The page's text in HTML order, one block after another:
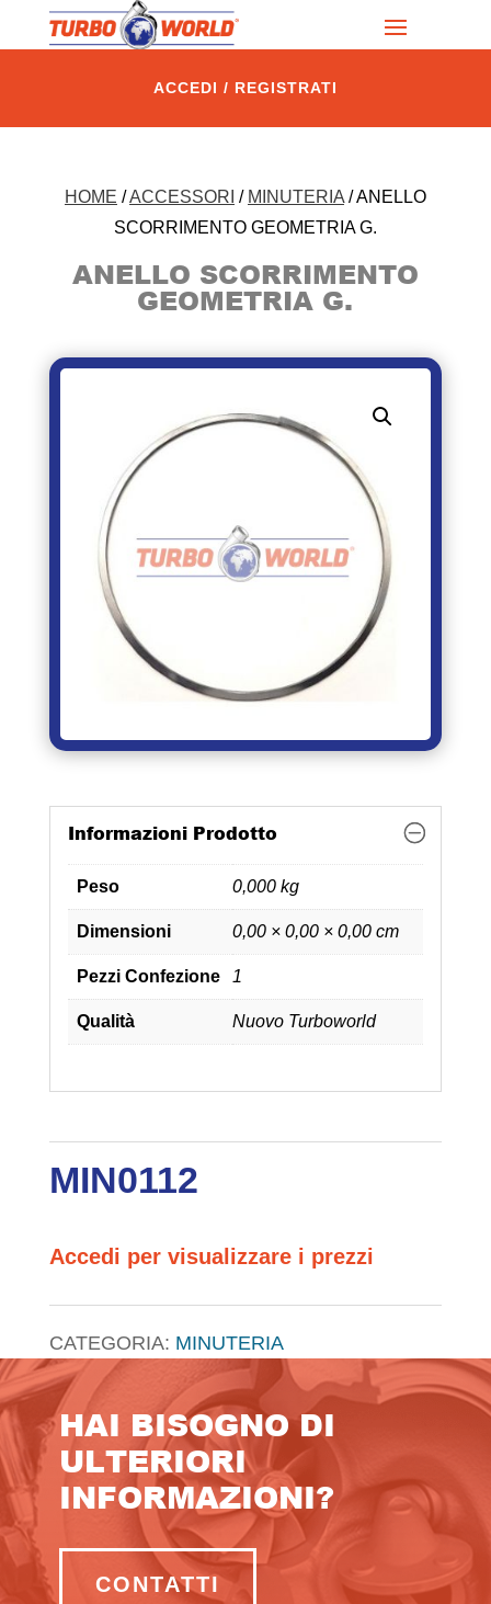
ACCEDI / REGISTRATI
HOME /ACCESSORI / MINUTERIA/ ANELLO
SCORRIMENTO GEOMETRIA G.
ANELLO SCORRIMENTO
GEOMETRIA G.
Informazioni Prodotto
Peso 0,000 kg
Dimensioni 0,00 × 0,00 × 0,00 cm
Pezzi Confezione 1
Qualità Nuovo Turboworld
MIN0112
Accedi per visualizzare i prezzi
CATEGORIA: MINUTERIA
HAI BISOGNO DI
ULTERIORI
INFORMAZIONI?
CONTATTI